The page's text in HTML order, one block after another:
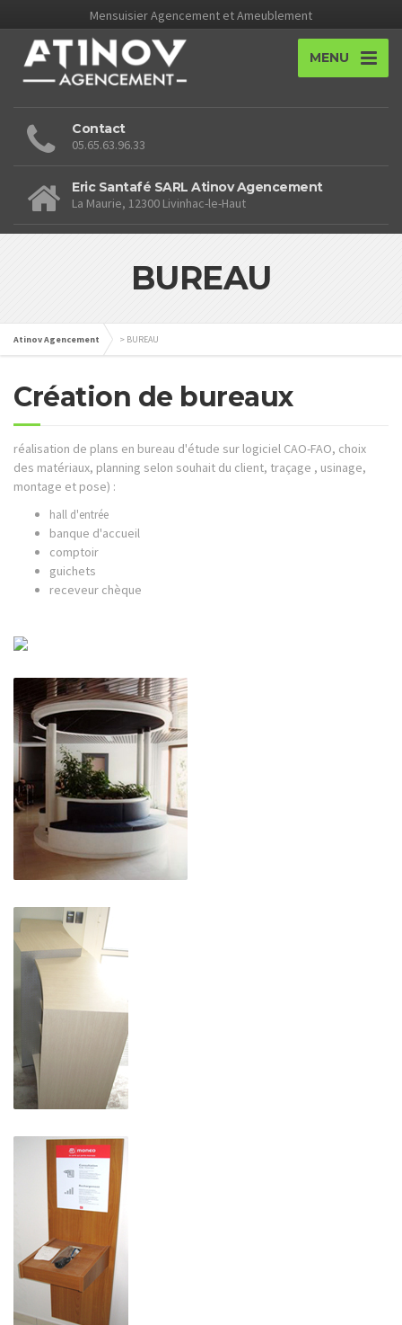
Mensuisier Agencement et Ameublement
MENU
Contact
05.65.63.96.33
Eric Santafé SARL Atinov Agencement
La Maurie, 12300 Livinhac-le-Haut
BUREAU
Atinov Agencement > BUREAU
Création de bureaux
réalisation de plans en bureau d'étude sur logiciel CAO-FAO, choix
des matériaux, planning selon souhait du client, traçage , usinage,
montage et pose) :
hall d'entrée
banque d'accueil
comptoir
guichets
receveur chèque